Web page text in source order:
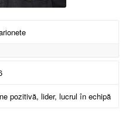
pozitivă, lider, lucrul în echipă